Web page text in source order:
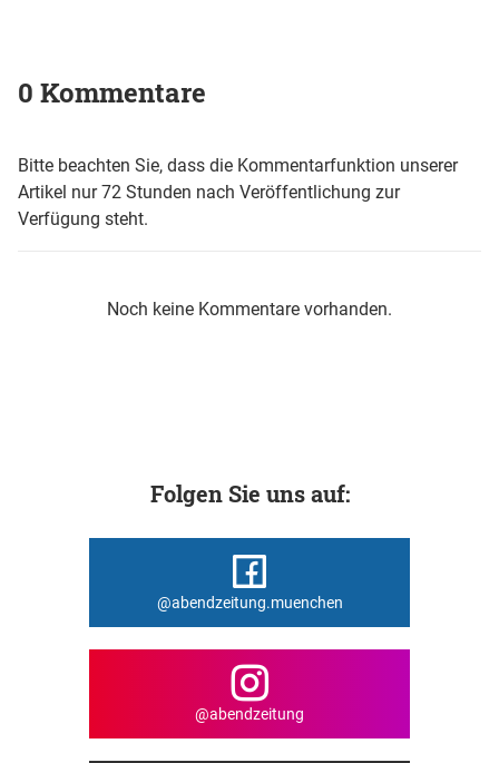
0 Kommentare
Bitte beachten Sie, dass die Kommentarfunktion unserer
Artikel nur 72 Stunden nach Veröffentlichung zur
Verfügung steht.
Noch keine Kommentare vorhanden.
Folgen Sie uns auf:
@abendzeitung.muenchen
@abendzeitung